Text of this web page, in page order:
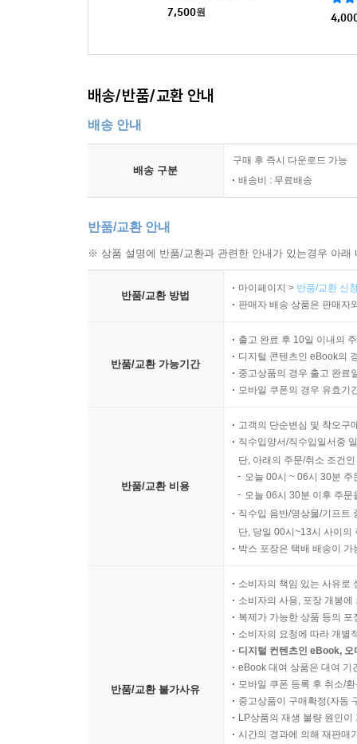
7,500원
배송/반품/교환 안내
배송 안내
배송 구분
구매 후 즉시 다운로드 가능
배송비 : 무료배송
반품/교환 안내
※ 상품 설명에 반품/교환과 관련한 안내가 있는경우 아
반품/교환 방법
마이페이지 > 반품/교환 신
판매자 배송 상품은 판매자
반품/교환 가능기간
출고 완료 후 10일 이내의
디지털 콘텐츠인 eBook의
중고상품의 경우 출고 완료
모바일 쿠폰의 경우 유효기
반품/교환 비용
고객의 단순변심 및 착오구
직수입양서/직수입일서중
단, 아래의 주문/취소 조건
오늘 00시 ~ 06시 30분
오늘 06시 30분 이후 주
직수입 음반/영상물/기프트
단, 당일 00시~13시 사이의
박스 포장은 택배 배송이
반품/교환 불가사유
소비자의 책임 있는 사유로
소비자의 사용, 포장 개봉
복제가 가능한 상품 등의
소비자의 요청에 따라 개별
디지털 컨텐츠인 eBook,
eBook 대여 상품은 대여 기
모바일 쿠폰 등록 후 취소/
중고상품이 구매확정(자동
LP상품의 재생 불량 원인
시간의 경과에 의해 재판매